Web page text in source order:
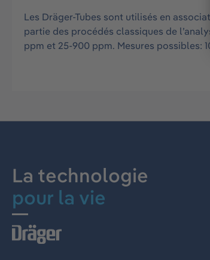
Les Dräger-Tubes sont utilisés en
partie des procédés classiques de
ppm et 25-900 ppm. Mesures possibles:
La technologie
pour la vie